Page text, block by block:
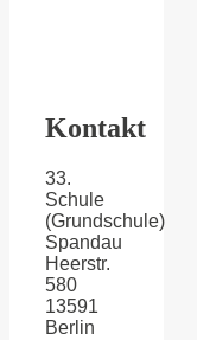
Kontakt
33.
Schule
(Grundschule)
Spandau
Heerstr.
580
13591
Berlin